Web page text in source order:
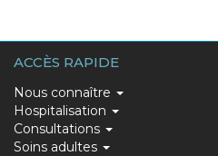
ACCÈS RAPIDE
MAIN
NAVIGATION
Nous connaître
Hospitalisation
Consultations
Soins adultes